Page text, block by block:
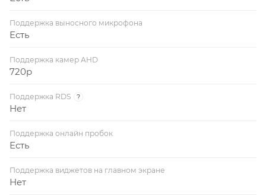
Поддержка выносного микрофона
Есть
Поддержка камер AHD
720p
Поддержка RDS ?
Нет
Поддержка онлайн пробок
Есть
Поддержка виджетов на главном экране
Нет